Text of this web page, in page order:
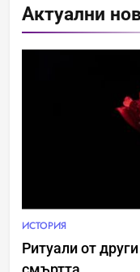
Актуални
ИСТОРИЯ
Ритуали от